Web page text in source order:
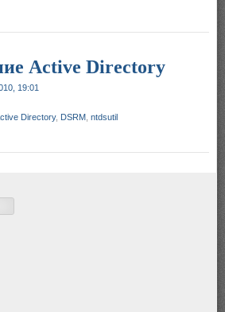
Active Directory
19:01
Directory, DSRM ntdsutil